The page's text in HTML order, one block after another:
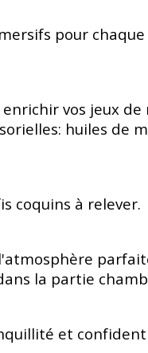
pour chaque
vos jeux de
huiles de
coquins à relever.
la partie
et